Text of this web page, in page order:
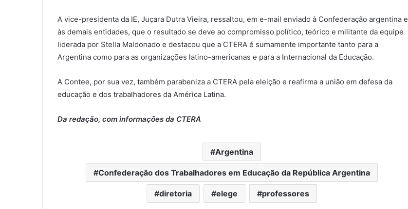
A vice-presidenta da IE, Juçara Dutra Vieira, ressaltou, em e-mail enviado à Confederação argentina e
às demais entidades, que o resultado se deve ao compromisso político, teórico e militante da equipe
liderada por Stella Maldonado e destacou que a CTERA é sumamente importante tanto para a
Argentina como para as organizações latino-americanas e para a Internacional da Educação.
A Contee, por sua vez, também parabeniza a CTERA pela eleição e reafirma a união em defesa da
educação e dos trabalhadores da América Latina.
Da redação, com informações da CTERA
Argentina
Confederação dos Trabalhadores em Educação da República Argentina
diretoria elege professores